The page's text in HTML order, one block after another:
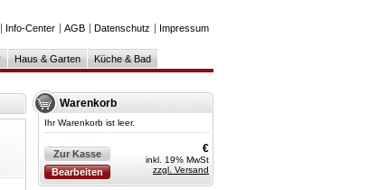
Info-Center AGB Datenschutz Impressum
Haus & Garten Küche & Bad
Warenkorb
Ihr Warenkorb ist leer.
€
inkl. 19% MwSt
zzgl. Versand
Zur Kasse
Bearbeiten